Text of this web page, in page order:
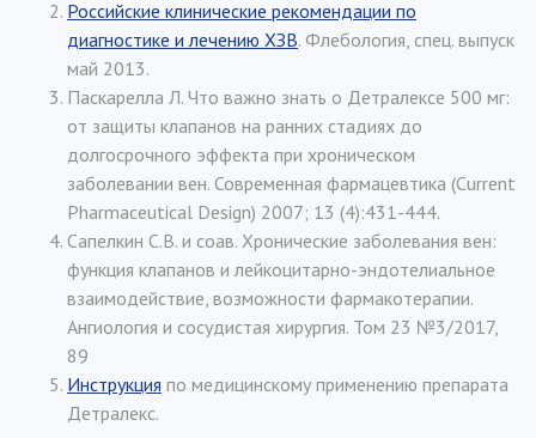
Российские клинические рекомендации по
диагностике и лечению ХЗВ. Флебология, спец. выпуск
май 2013.
Паскарелла Л. Что важно знать о Детралексе 500 мг:
от защиты клапанов на ранних стадиях до
долгосрочного эффекта при хроническом
заболевании вен. Современная фармацевтика (Current
Pharmaceutical Design) 2007; 13 (4):431-444.
Сапелкин С.В. и соав. Хронические заболевания вен:
функция клапанов и лейкоцитарно-эндотелиальное
взаимодействие, возможности фармакотерапии.
Ангиология и сосудистая хирургия. Том 23 №3/2017,
89
Инструкция по медицинскому применению препарата
Детралекс.